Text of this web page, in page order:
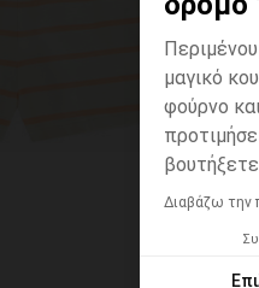
μαγικό
φούρνο
Διαβάζω την